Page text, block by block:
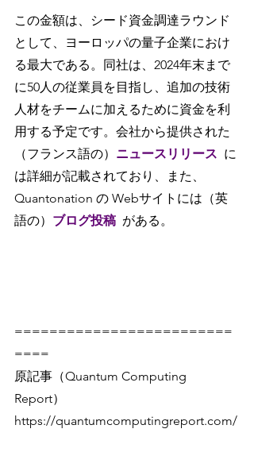
この金額は、シード資金調達ラウンド
として、ヨーロッパの量子企業におけ
る最大である。同社は、2024年末まで
に50人の従業員を目指し、追加の技術
人材をチームに加えるために資金を利
用する予定です。会社から提供された
（フランス語の） ニュースリリース に
は詳細が記載されており、また、
Quantonation の Webサイトには（英
語の） ブログ投稿 がある。
=========================
====
原記事（Quantum Computing
Report）
https://quantumcomputingreport.com/